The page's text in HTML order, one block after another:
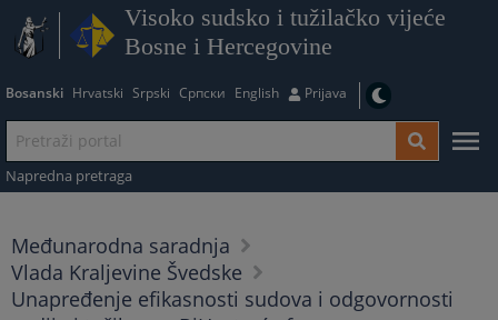
Visoko sudsko i tužilačko vijeće
Bosne i Hercegovine
Bosanski Hrvatski Srpski Српски English Prijava
Napredna pretraga
Međunarodna saradnja
Vlada Kraljevine Švedske
Unapređenje efikasnosti sudova i odgovornosti